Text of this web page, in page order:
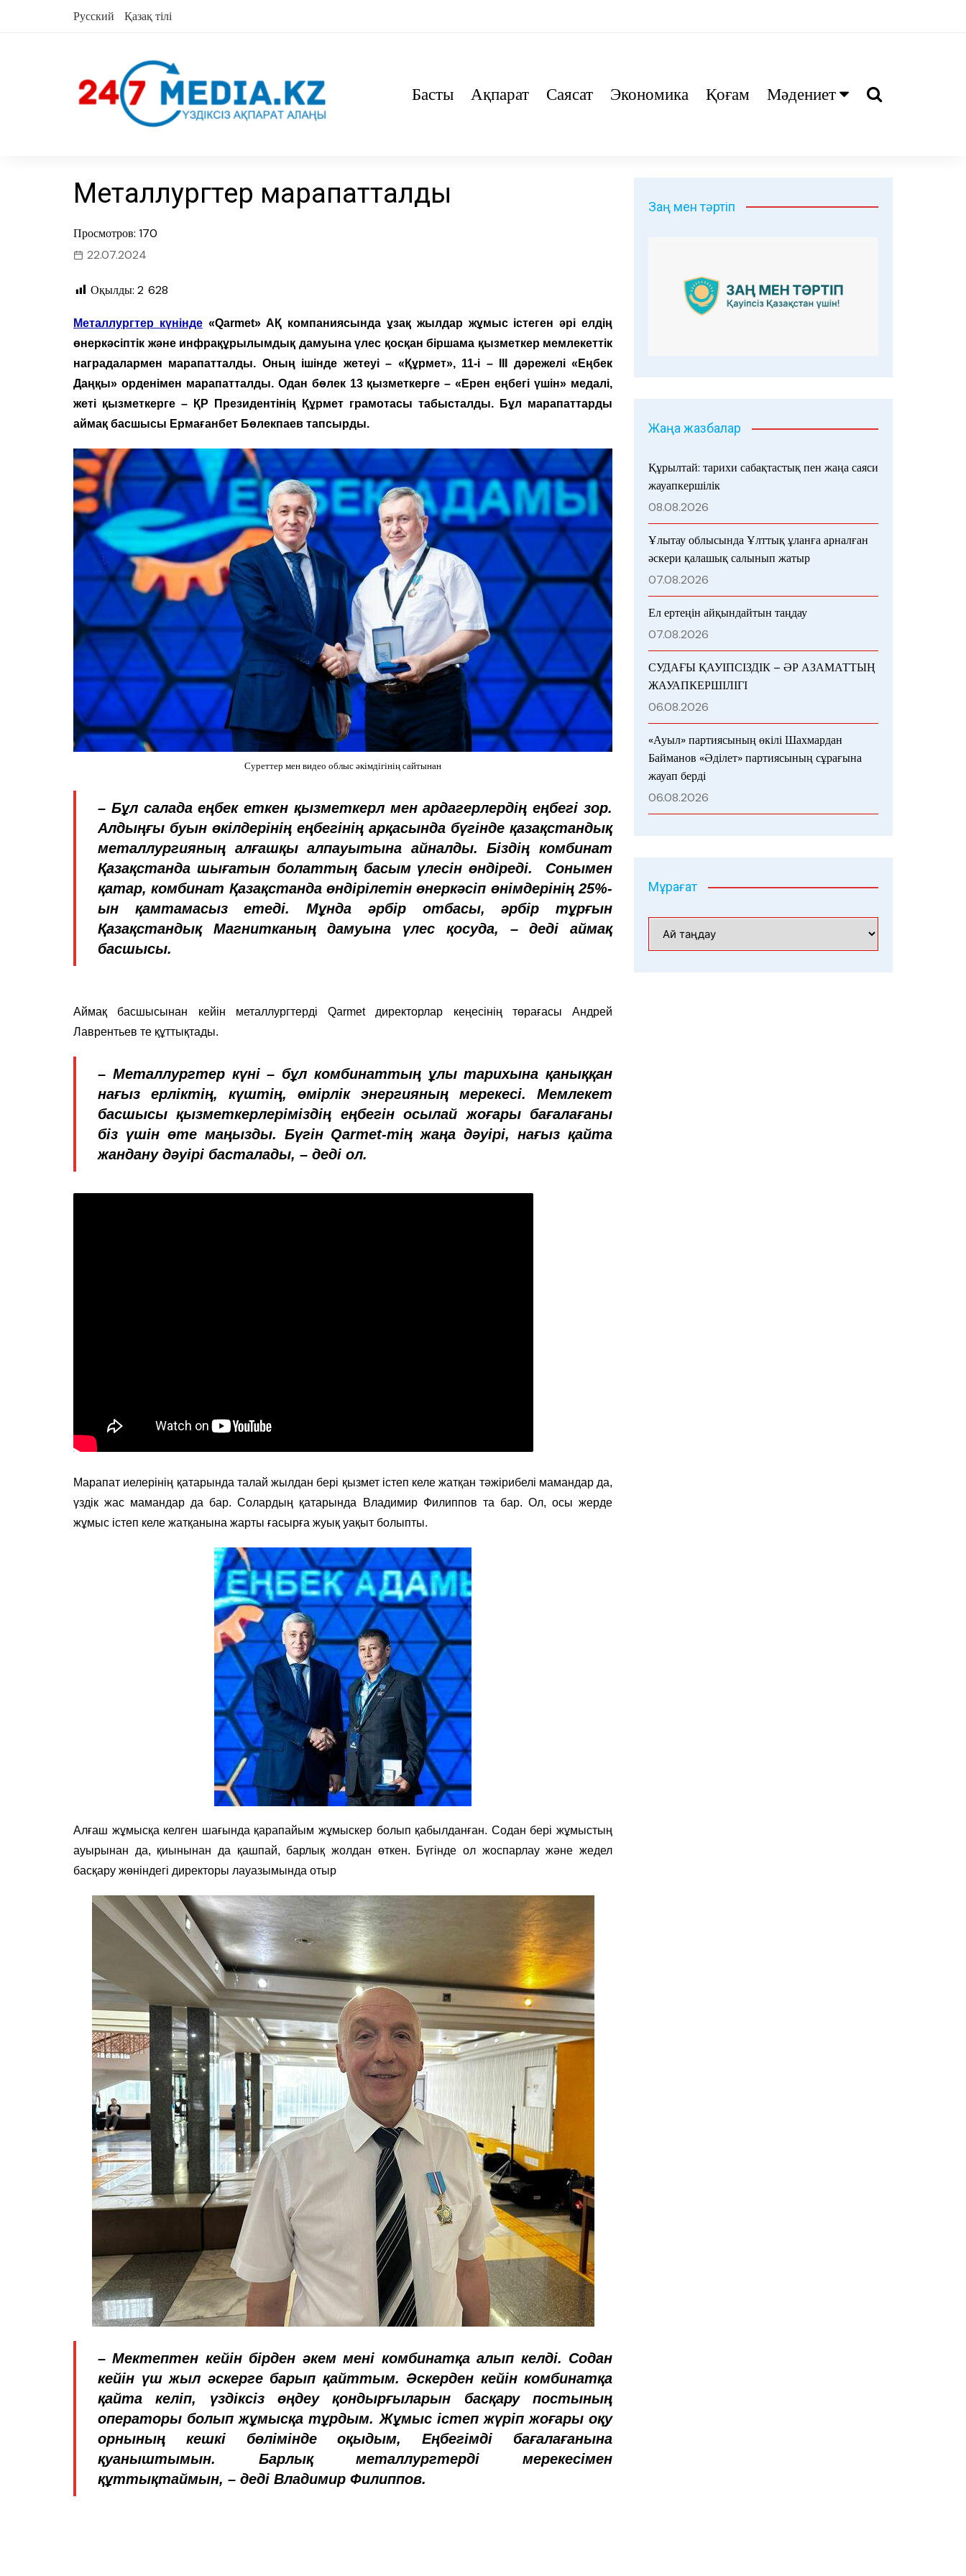
Русский Қазақ тілі
Басты Ақпарат Саясат Экономика Қоғам Мәдениет
Металлургтер марапатталды
Просмотров: 170
22.07.2024
Оқылды: 2 628
Металлургтер күнінде«Qarmet» АҚ компаниясында ұзақ жылдар жұмыс істеген әрі елдің
өнеркәсіптік және инфрақұрылымдық дамуына үлес қосқан біршама қызметкер мемлекеттік
наградалармен марапатталды. Оның ішінде жетеуі – «Құрмет», 11-і – III дәрежелі «Еңбек
Даңқы» орденімен марапатталды. Одан бөлек 13 қызметкерге – «Ерен еңбегі үшін» медалі,
жеті қызметкерге – ҚР Президентінің Құрмет грамотасы табысталды. Бұл марапаттарды
аймақ басшысы Ермағанбет Бөлекпаев тапсырды.
Суреттер мен видео облыс әкімдігінің сайтынан
– Бұл салада еңбек еткен қызметкерл мен ардагерлердің еңбегі зор.
Алдыңғы буын өкілдерінің еңбегінің арқасында бүгінде қазақстандық
металлургияның алғашқы алпауытына айналды. Біздің комбинат
Қазақстанда шығатын болаттың басым үлесін өндіреді. Сонымен
қатар, комбинат Қазақстанда өндірілетін өнеркәсіп өнімдерінің 25%-
ын қамтамасыз етеді. Мұнда әрбір отбасы, әрбір тұрғын
Қазақстандық Магнитканың дамуына үлес қосуда, – деді аймақ
басшысы.
Аймақ басшысынан кейін металлургтерді Qarmet директорлар кеңесінің төрағасы Андрей
Лаврентьев те құттықтады.
– Металлургтер күні – бұл комбинаттың ұлы тарихына қаныққан
нағыз ерліктің, күштің, өмірлік энергияның мерекесі. Мемлекет
басшысы қызметкерлеріміздің еңбегін осылай жоғары бағалағаны
біз үшін өте маңызды. Бүгін Qarmet-тің жаңа дәуірі, нағыз қайта
жандану дәуірі басталады, – деді ол.
Марапат иелерінің қатарында талай жылдан бері қызмет істеп келе жатқан тәжірибелі мамандар да,
үздік жас мамандар да бар. Солардың қатарында Владимир Филиппов та бар. Ол, осы жерде
жұмыс істеп келе жатқанына жарты ғасырға жуық уақыт болыпты.
Алғаш жұмысқа келген шағында қарапайым жұмыскер болып қабылданған. Содан бері жұмыстың
ауырынан да, қиынынан да қашпай, барлық жолдан өткен. Бүгінде ол жоспарлау және жедел
басқару жөніндегі директоры лауазымында отыр
– Мектептен кейін бірден әкем мені комбинатқа алып келді. Содан
кейін үш жыл әскерге барып қайттым. Әскерден кейін комбинатқа
қайта келіп, үздіксіз өңдеу қондырғыларын басқару постының
операторы болып жұмысқа тұрдым. Жұмыс істеп жүріп жоғары оқу
орнының кешкі бөлімінде оқыдым, Еңбегімді бағалағанына
қуаныштымын. Барлық металлургтерді мерекесімен
құттықтаймын, – деді Владимир Филиппов.
Заң мен тәртіп
Жаңа жазбалар
Құрылтай: тарихи сабақтастық пен жаңа саяси
жауапкершілік
08.08.2026
Ұлытау облысында Ұлттық ұланға арналған
әскери қалашық салынып жатыр
07.08.2026
Ел ертеңін айқындайтын таңдау
07.08.2026
СУДАҒЫ ҚАУІПСІЗДІК – ӘР АЗАМАТТЫҢ
ЖАУАПКЕРШІЛІГІ
06.08.2026
«Ауыл» партиясының өкілі Шахмардан
Байманов «Әділет» партиясының сұрағына
жауап берді
06.08.2026
Мұрағат